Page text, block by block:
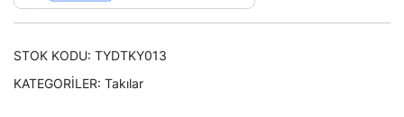
STOK KODU: TYDTKY013
KATEGORILER: Takılar